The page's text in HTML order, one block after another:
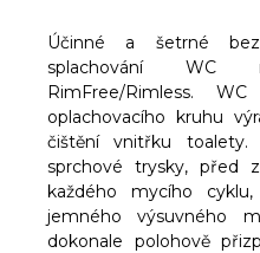
Účinné a šetrné
splachování WC
RimFree/Rimless.
oplachovacího kruhu
čištění vnitřku toalety.
sprchové trysky, před
každého mycího
jemného výsuvného
dokonale polohově